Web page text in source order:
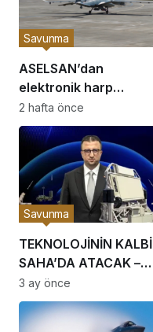
ASELSAN’dan
elektronik harp
ortamında tam isabet:
TOLUN P hedefi
başarıyla vurdu
Savunma
2 hafta önce
TEKNOLOJİNİN KALBİ
SAHA’DA ATACAK –
ASELSAN geleceğin
milli teknolojilerini
SAHA’ya çıkarıyor
Savunma
3 ay önce